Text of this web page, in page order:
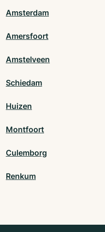
Amsterdam
Amersfoort
Amstelveen
Schiedam
Huizen
Montfoort
Culemborg
Renkum